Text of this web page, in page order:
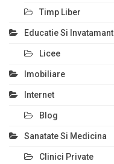
Timp Liber
Educatie Si Invatamant
Licee
Imobiliare
Internet
Blog
Sanatate Si Medicina
Clinici Private